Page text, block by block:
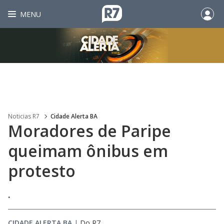
MENU
Noticias R7 Cidade Alerta BA
Moradores de Paripe
queimam ônibus em
protesto
.